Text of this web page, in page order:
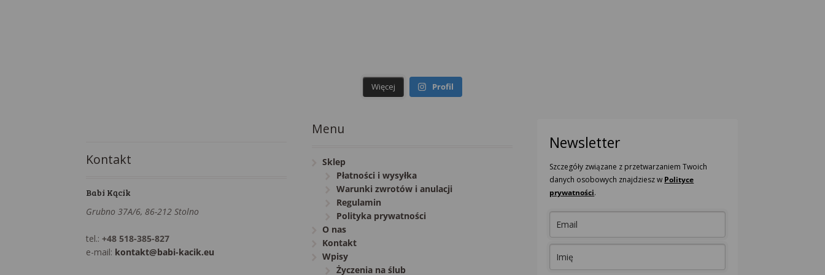
Więcej Profil
Kontakt
Babi Kącik
Grubno 37A/6, 86-212 Stolno
tel.:+48 518-385-827
e-mail: kontakt@babi-kacik.eu
Menu
Sklep
Płatności i wysyłka
Warunki zwrotów i anulacji
Regulamin
Polityka prywatności
O nas
Kontakt
Wpisy
Życzenia na ślub
Newsletter
Szczegóły związane z przetwarzaniem Twoich
danych osobowych znajdziesz w Polityce
prywatności.